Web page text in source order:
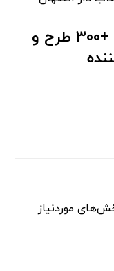
قیمت و خرید کاشی لوکس | +300 طرح و
موردنیاز